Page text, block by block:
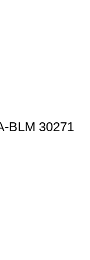
BLM 30271